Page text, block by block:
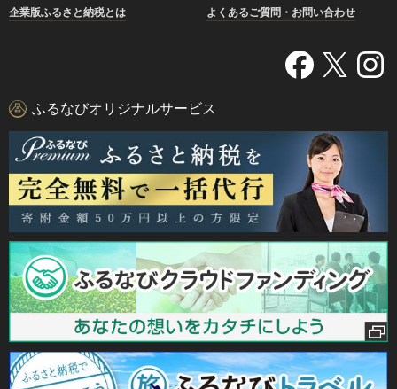
企業版ふるさと納税とは
よくあるご質問・お問い合わせ
ふるなびオリジナルサービス